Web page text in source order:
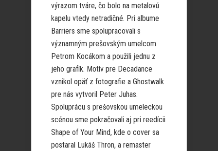
výrazom tváre, čo bolo na metalovú
kapelu vtedy netradičné. Pri albume
Barriers sme spolupracovali s
významným prešovským umelcom
Petrom Kocákom a použili jednu z
jeho grafík. Motív pre Decadance
vznikol opäť z fotografie a Ghostwalk
pre nás vytvoril Peter Juhas.
Spoluprácu s prešovskou umeleckou
scénou sme pokračovali aj pri reedícii
Shape of Your Mind, kde o cover sa
postaral Lukáš Thron, a remaster